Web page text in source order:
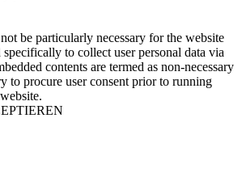
be particularly necessary for the website
to collect user personal data via
contents are termed as non-necessary
to procure user consent prior to running